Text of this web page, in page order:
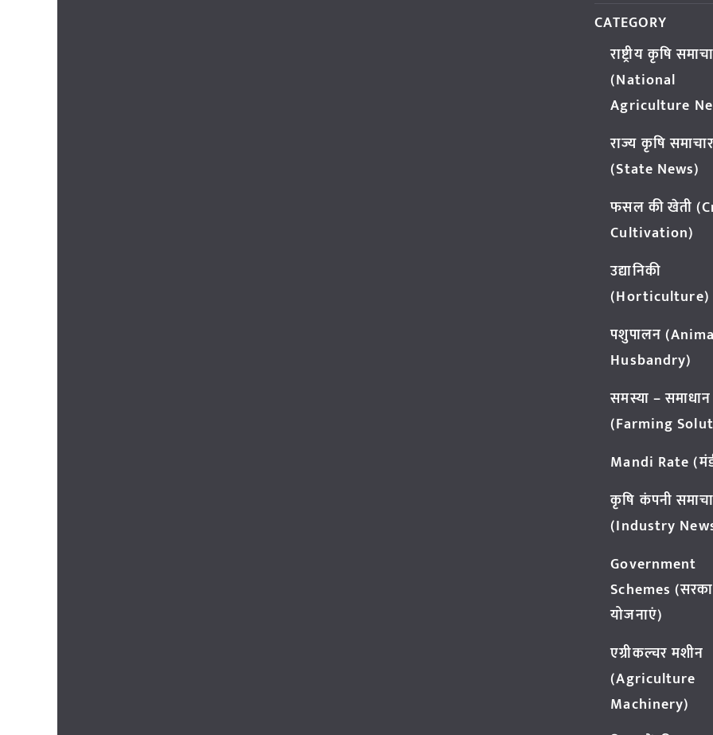
CATEGORY
राष्ट्रीय कृषि
(National
Agriculture
राज्य कृषि समाचार
(State News)
फसल की खेती
Cultivation)
उद्यानिकी
(Horticulture)
पशुपालन
Husbandry)
समस्या – समाधान
(Farming
Mandi Rate
कृषि कंपनी
(Industry
Government
Schemes
योजनाएं)
एग्रीकल्चर मशीन
(Agriculture
Machinery)